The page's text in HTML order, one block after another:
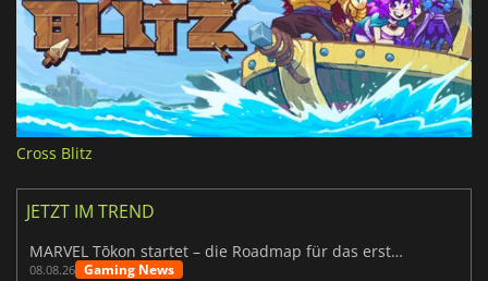
Cross Blitz
JETZT IM TREND
MARVEL Tōkon startet – die Roadmap für das erste Jahr wurde vorgestellt
08.08.26 Gaming News